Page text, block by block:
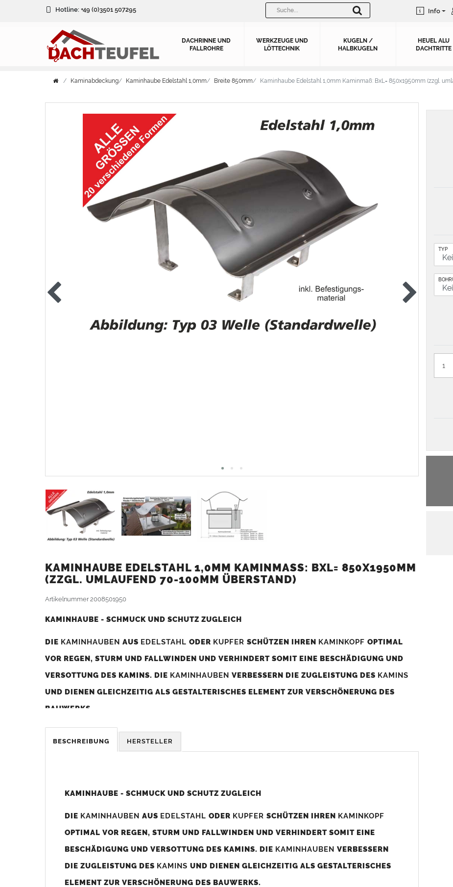
Hotline: +49 (0)3501 507295 Info
DACHRINNE UND
FALLROHRE
WERKZEUGE UND
LÖTTECHNIK
KUGELN /
HALBKUGELN
HEUEL ALU
DACHTRITTE
Kaminabdeckung Kaminhaube Edelstahl 1,0mm Breite 850mm Kaminhaube Edelstahl 1,0mm Kaminmaß: BxL= 850x1950mm (zzgl.
TYP
KAMINHAUBE EDELSTAHL 1,0MM KAMINMASS: BXL= 850X1950MM (
ZZGL. UMLAUFEND 70-100MM ÜBERSTAND)
Artikelnummer2008501950
KAMINHAUBE - SCHMUCK UND SCHUTZ ZUGLEICH
DIE KAMINHAUBEN AUS EDELSTAHL ODER KUPFER SCHÜTZEN IHREN KAMINKOPF OPTIMAL
VOR REGEN, STURM UND FALLWINDEN UND VERHINDERT SOMIT EINE BESCHÄDIGUNG UND
VERSOTTUNG DES KAMINS. DIE KAMINHAUBEN VERBESSERN DIE ZUGLEISTUNG DES KAMINS
UND DIENEN GLEICHZEITIG ALS GESTALTERISCHES ELEMENT ZUR VERSCHÖNERUNG DES
BAUWERKS.
Was sollten Sie beim Kauf beachten?
Standardbohrungen?
Bohrungen nicht passen dann bitte"ohne"Bohrungen (Auswahlfeld) bestellen.
bis 500mm Kaminbreite: Abstand vom Kaminrand ca. 80mm
BESCHREIBUNG HERSTELLER
KAMINHAUBE - SCHMUCK UND SCHUTZ ZUGLEICH
DIE KAMINHAUBEN AUS EDELSTAHL ODER KUPFER SCHÜTZEN IHREN KAMINKOPF
OPTIMAL VOR REGEN, STURM UND FALLWINDEN UND VERHINDERT SOMIT EINE
BESCHÄDIGUNG UND VERSOTTUNG DES KAMINS. DIE KAMINHAUBEN VERBESSERN
DIE ZUGLEISTUNG DES KAMINS UND DIENEN GLEICHZEITIG ALS GESTALTERISCHES
ELEMENT ZUR VERSCHÖNERUNG DES BAUWERKS.